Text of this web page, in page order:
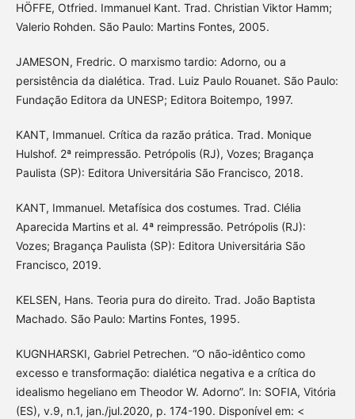
HÖFFE, Otfried. Immanuel Kant. Trad. Christian Viktor Hamm;
Valerio Rohden. São Paulo: Martins Fontes, 2005.
JAMESON, Fredric. O marxismo tardio: Adorno, ou a
persistência da dialética. Trad. Luiz Paulo Rouanet. São Paulo:
Fundação Editora da UNESP; Editora Boitempo, 1997.
KANT, Immanuel. Crítica da razão prática. Trad. Monique
Hulshof. 2ª reimpressão. Petrópolis (RJ), Vozes; Bragança
Paulista (SP): Editora Universitária São Francisco, 2018.
KANT, Immanuel. Metafísica dos costumes. Trad. Clélia
Aparecida Martins et al. 4ª reimpressão. Petrópolis (RJ):
Vozes; Bragança Paulista (SP): Editora Universitária São
Francisco, 2019.
KELSEN, Hans. Teoria pura do direito. Trad. João Baptista
Machado. São Paulo: Martins Fontes, 1995.
KUGNHARSKI, Gabriel Petrechen. “O não-idêntico como
excesso e transformação: dialética negativa e a crítica do
idealismo hegeliano em Theodor W. Adorno”. In: SOFIA, Vitória
(ES), v.9, n.1, jan./jul.2020, p. 174-190. Disponível em: <